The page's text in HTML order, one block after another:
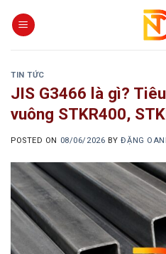
TIN TỨC
JIS G3466 là gì?
vuông STKR400,
POSTED ON 08/06/2026 BYĐẶNG